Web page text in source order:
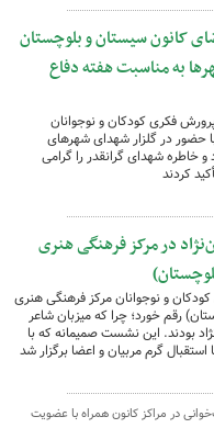
کانون سیستان و بلوچستان
به مناسبت هفته دفاع
فکری کودکان و نوجوانان
حضور در گلزار شهدای شهرهای
خاطره شهدای گرانقدر را گرامی
کردند
در مرکز فرهنگی هنری
کودکان و نوجوانان مرکز فرهنگی هنری
رقم خورد؛ چرا که میزبان شاعر
بودند. این نشست صمیمانه که با
گرم مربیان و اعضا برگزار شد
در مراکز کانون همراه با عضویت